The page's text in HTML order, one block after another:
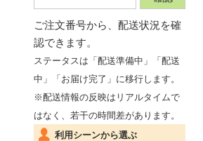
ご注文番号から、 配送状況を確
認できます。
ステータスは「配送準備中」「配送
中」「お届け完了」に移行します。
※配送情報の反映はリアルタイムで
はなく、若干の時間差があります。
利用シーンから選ぶ